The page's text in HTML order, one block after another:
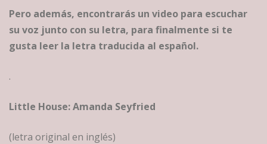
Pero además, encontrarás un video para escuchar
su voz junto con su letra, para finalmente si te
gusta leer la letra traducida al español.
.
Little House: Amanda Seyfried
(letra original en inglés)